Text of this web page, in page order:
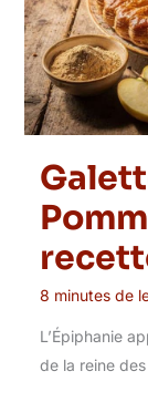
8 minutes de
L’Épiphanie
de la reine